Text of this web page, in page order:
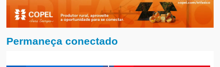
Permaneça conectado